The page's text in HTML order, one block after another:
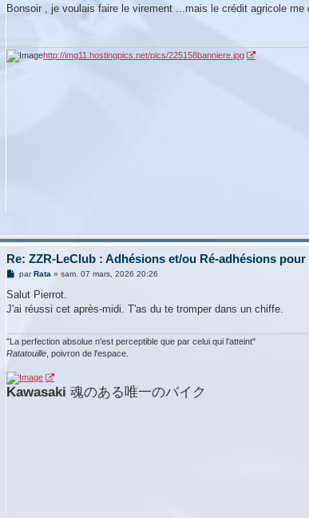
s
Bonsoir , je voulais faire le virement ...mais le crédit agricole
http://img11.hostingpics.net/pics/225158banniere.jpg
Re: ZZR-LeClub : Adhésions et/ou Ré-adhésions pour
M
s
a
parRata » sam. 07 mars, 2026 20:26
Salut Pierrot.
J'ai réussi cet après-midi. T'as du te tromper dans un chiffe.
"La perfection absolue n'est perceptible que par celui qui l'atteint"
Ratatouille , poivron de l'espace.
Kawasaki 魂のある唯一のバイク